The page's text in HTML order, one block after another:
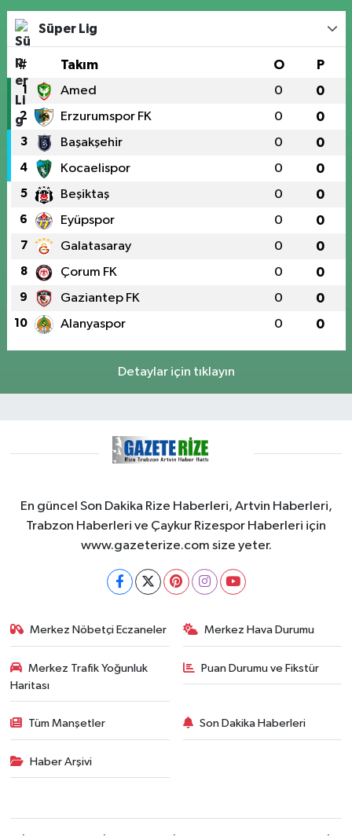
Süper Lig
# Takım O P
1 Amed 0 0
2 Erzurumspor FK 0 0
3 Başakşehir 0 0
4 Kocaelispor 0 0
5 Beşiktaş 0 0
6 Eyüpspor 0 0
7 Galatasaray 0 0
8 Çorum FK 0 0
9 Gaziantep FK 0 0
10 Alanyaspor 0 0
Detaylar için tıklayın
En güncel Son Dakika Rize Haberleri, Artvin Haberleri,
Trabzon Haberleri ve Çaykur Rizespor Haberleri için
www.gazeterize.com size yeter.
Merkez Nöbetçi Eczaneler Merkez Hava Durumu
Merkez Trafik Yoğunluk
Haritası
Puan Durumu ve Fikstür
Tüm Manşetler Son Dakika Haberleri
Haber Arşivi